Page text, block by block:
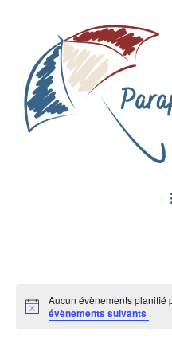
Notice
Aucun évènements planifié
évènements suivants .